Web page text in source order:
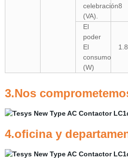
celebración
(VA).
8
El
poder
El
consumo
(W)
3.Nos
4.oficina y